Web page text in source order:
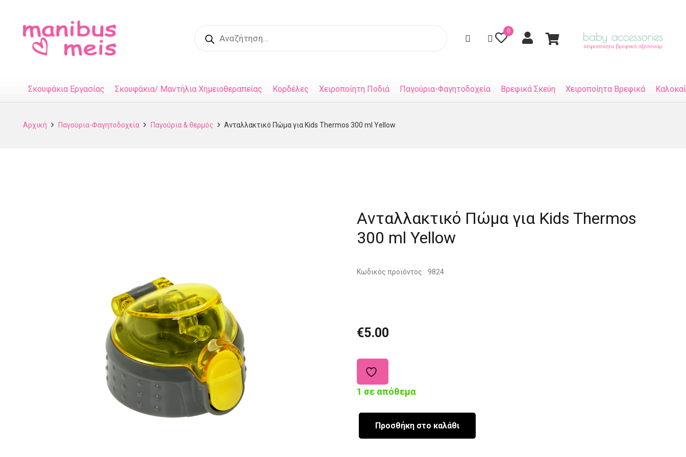
Products
search
0
Σκουφάκια Εργασίας Σκουφάκια/ Μαντήλια Χημειοθεραπείας Κορδέλες Χειροποίητη Ποδιά Παγούρια-Φαγητοδοχεία Βρεφικά Σκεύη Χειροποίητα Βρεφικά
Αρχική Παγούρια-Φαγητοδοχεία Παγούρια & θερμός Aνταλλακτικό Πώμα για Kids Thermos 300 ml Yellow
Aνταλλακτικό Πώμα για Kids Thermos
300 ml Yellow
Κωδικός προϊόντος: 9824
€5.00
1 σε απόθεμα
Aνταλλακτικό
Προσθήκη στο καλάθι